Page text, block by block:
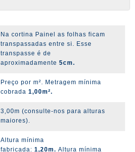
Na cortina Painel as folhas ficam
transpassadas entre si. Esse
transpasse é de
aproximadamente 5cm.
Preço por m². Metragem mínima
cobrada 1,00m².
3,00m (consulte-nos para alturas
maiores).
Altura mínima
fabricada: 1,20m. Altura mínima